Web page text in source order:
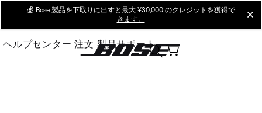
Main
💰 Bose 製品を下取りに出すと最大 ¥30,000 のクレジットを獲得で
きます。
ヘルプセンター 注文 製品サポート